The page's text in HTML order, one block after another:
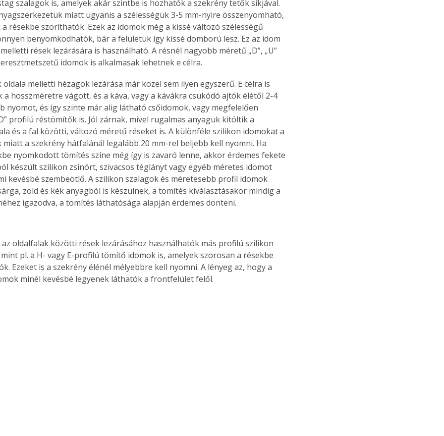
az
új,
egyedi
Együtt jobban megéri!
Bővebb információ itt!
Együtt jobban megéri! A
könyvek tetszőleges
megrendelhetők!
szalagok is, amelyek akár szintbe is hozhatók a szekrény tetők síkjával.
miatt ugyanis a szélességük 3-5 mm-nyire összenyomható,
a résekbe szoríthatók. Ezek az idomok még a kissé változó szélességű
benyomkodhatók, bár a felületük így kissé domború lesz. Ez az idom
rések lezárására is használható. A résnél nagyobb méretű „D”, „U”
idomok is alkalmasak lehetnek e célra.
oldala melletti hézagok lezárása már közel sem ilyen egyszerű. E célra is
a hosszméretre vágott, és a káva, vagy a kávákra csukódó ajtók élétől 2-4
nyomot, és így szinte már alig látható csőidomok, vagy megfelelően
profilú réstömítők is. Jól zárnak, mivel rugalmas anyaguk kitöltik a
és a fal közötti, változó méretű réseket is. A különféle szilikon idomokat a
a szekrény hátfalánál legalább 20 mm-rel beljebb kell nyomni. Ha
nyomkodott tömítés színe még így is zavaró lenne, akkor érdemes fekete
készült szilikon zsinórt, szivacsos téglányt vagy egyéb méretes idomot
kevésbé szembeötlő. A szilikon szalagok és méretesebb profil idomok
zöld és kék anyagból is készülnek, a tömítés kiválasztásakor mindig a
igazodva, a tömítés láthatósága alapján érdemes dönteni.
oldalfalak közötti rések lezárásához használhatók más profilú szilikon
pl. a H- vagy E-profilú tömítő idomok is, amelyek szorosan a résekbe
Ezeket is a szekrény élénél mélyebbre kell nyomni. A lényeg az, hogy a
minél kevésbé legyenek láthatók a frontfelület felől.